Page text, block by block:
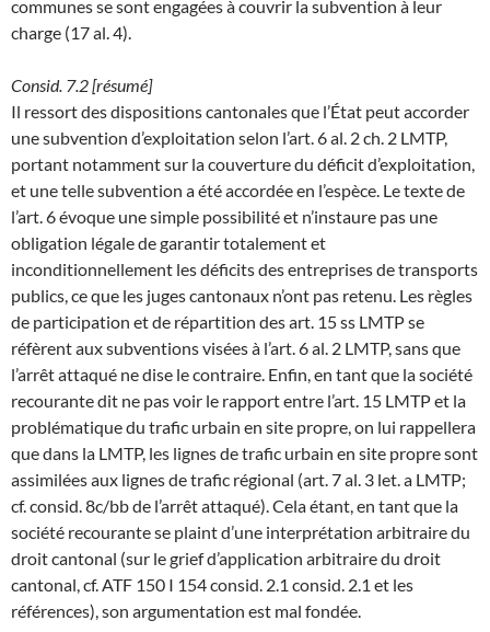
communes se sont engagées à couvrir la subvention à leur
charge (17 al. 4).
Consid. 7.2 [résumé]
Il ressort des dispositions cantonales que l’État peut accorder
une subvention d’exploitation selon l’art. 6 al. 2 ch. 2 LMTP,
portant notamment sur la couverture du déficit d’exploitation,
et une telle subvention a été accordée en l’espèce. Le texte de
l’art. 6 évoque une simple possibilité et n’instaure pas une
obligation légale de garantir totalement et
inconditionnellement les déficits des entreprises de transports
publics, ce que les juges cantonaux n’ont pas retenu. Les règles
de participation et de répartition des art. 15 ss LMTP se
réfèrent aux subventions visées à l’art. 6 al. 2 LMTP, sans que
l’arrêt attaqué ne dise le contraire. Enfin, en tant que la société
recourante dit ne pas voir le rapport entre l’art. 15 LMTP et la
problématique du trafic urbain en site propre, on lui rappellera
que dans la LMTP, les lignes de trafic urbain en site propre sont
assimilées aux lignes de trafic régional (art. 7 al. 3 let. a LMTP;
cf. consid. 8c/bb de l’arrêt attaqué). Cela étant, en tant que la
société recourante se plaint d’une interprétation arbitraire du
droit cantonal (sur le grief d’application arbitraire du droit
cantonal, cf. ATF 150 I 154 consid. 2.1 consid. 2.1 et les
références), son argumentation est mal fondée.